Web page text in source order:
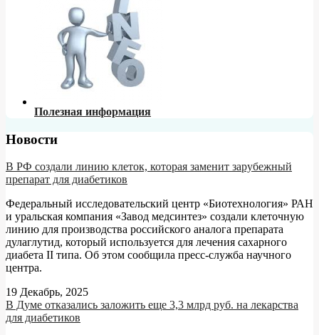
Полезная информация
Новости
В РФ создали линию клеток, которая заменит зарубежный
препарат для диабетиков
Федеральный исследовательский центр «Биотехнология» РАН
и уральская компания «Завод медсинтез» создали клеточную
линию для производства российского аналога препарата
дулаглутид, который используется для лечения сахарного
диабета II типа. Об этом сообщила пресс-служба научного
центра.
19 Декабрь, 2025
В Думе отказались заложить еще 3,3 млрд руб. на лекарства
для диабетиков